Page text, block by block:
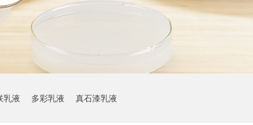
乳液 多彩乳液 真石漆乳液